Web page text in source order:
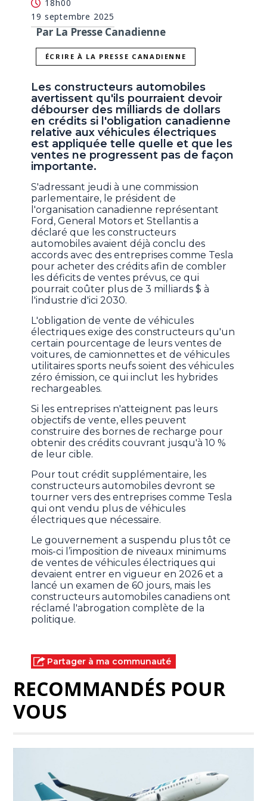
18h00
19 septembre 2025
Par La Presse Canadienne
ÉCRIRE À LA PRESSE CANADIENNE
Les constructeurs automobiles
avertissent qu'ils pourraient devoir
débourser des milliards de dollars
en crédits si l'obligation canadienne
relative aux véhicules électriques
est appliquée telle quelle et que les
ventes ne progressent pas de façon
importante.
S'adressant jeudi à une commission
parlementaire, le président de
l'organisation canadienne représentant
Ford, General Motors et Stellantis a
déclaré que les constructeurs
automobiles avaient déjà conclu des
accords avec des entreprises comme Tesla
pour acheter des crédits afin de combler
les déficits de ventes prévus, ce qui
pourrait coûter plus de 3 milliards $ à
l'industrie d'ici 2030.
L'obligation de vente de véhicules
électriques exige des constructeurs qu'un
certain pourcentage de leurs ventes de
voitures, de camionnettes et de véhicules
utilitaires sports neufs soient des véhicules
zéro émission, ce qui inclut les hybrides
rechargeables.
Si les entreprises n'atteignent pas leurs
objectifs de vente, elles peuvent
construire des bornes de recharge pour
obtenir des crédits couvrant jusqu'à 10 %
de leur cible.
Pour tout crédit supplémentaire, les
constructeurs automobiles devront se
tourner vers des entreprises comme Tesla
qui ont vendu plus de véhicules
électriques que nécessaire.
Le gouvernement a suspendu plus tôt ce
mois-ci l’imposition de niveaux minimums
de ventes de véhicules électriques qui
devaient entrer en vigueur en 2026 et a
lancé un examen de 60 jours, mais les
constructeurs automobiles canadiens ont
réclamé l'abrogation complète de la
politique.
Partager à ma communauté
RECOMMANDÉS POUR
VOUS